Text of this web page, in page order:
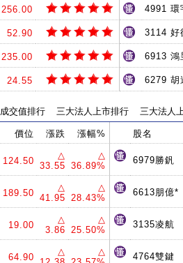
256.00
52.90
235.00
24.55
4991 環
3114 好
6913 鴻
6279 胡
成交值排行 三大法人上市排行 三大法人
價位 漲跌 漲幅%
124.50
△
33.55
△
36.89%
189.50
△
41.95
△
28.43%
19.00
△
3.86
△
25.50%
64.90
△
△
股名
6979勝釩
6613朋億*
3135凌航
4764雙鍵